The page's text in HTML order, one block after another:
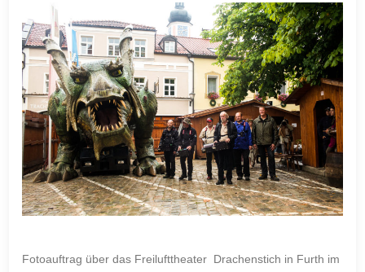
Fotoauftrag über das Freilufttheater Drachenstich in Furth im